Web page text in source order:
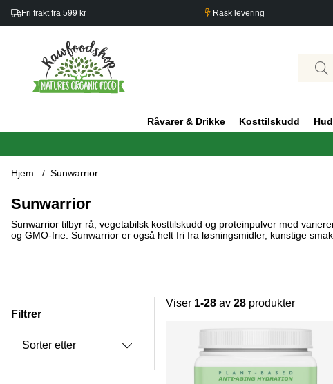
Fri frakt fra 599 kr Rask levering
Råvarer & Drikke Kosttilskudd
Hjem Sunwarrior
Sunwarrior
Sunwarrior tilbyr rå, vegetabilsk kosttilskudd og proteinpulver med
og GMO-frie. Sunwarrior er også helt fri fra løsningsmidler, kunstige
Filtrer
Sorter etter
Viser 1-28 av 28 produkter
Produkter